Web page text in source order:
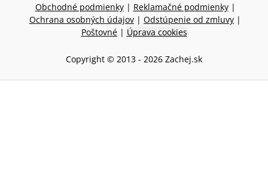
Obchodné podmienky | Reklamačné podmienky |
Ochrana osobných údajov | Odstúpenie od zmluvy |
Poštovné | Úprava cookies
Copyright © 2013 - 2026 Zachej.sk